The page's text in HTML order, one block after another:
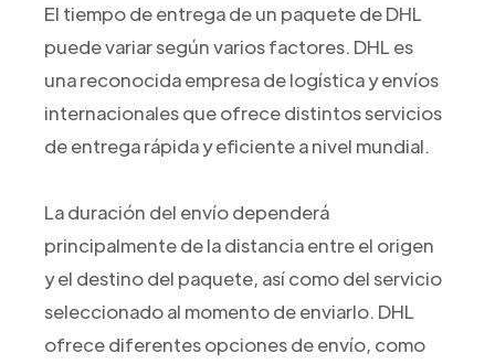
El tiempo de entrega de un paquete de DHL
puede variar según varios factores. DHL es
una reconocida empresa de logística y envíos
internacionales que ofrece distintos servicios
de entrega rápida y eficiente a nivel mundial.
La duración del envío dependerá
principalmente de la distancia entre el origen
y el destino del paquete, así como del servicio
seleccionado al momento de enviarlo. DHL
ofrece diferentes opciones de envío, como